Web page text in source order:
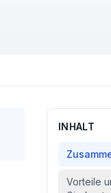
INHALT
Vorteile